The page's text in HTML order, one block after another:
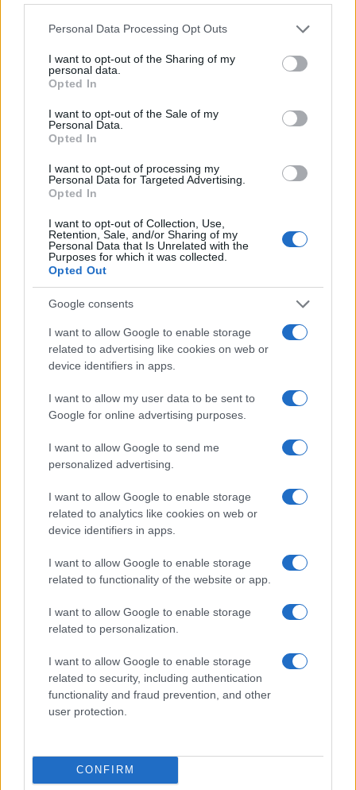
Personal Data Processing Opt Outs
I want to opt-out of the Sharing of my
personal data.
Opted In
I want to opt-out of the Sale of my
Personal Data.
Opted In
I want to opt-out of processing my
Personal Data for Targeted Advertising.
Opted In
I want to opt-out of Collection, Use,
Retention, Sale, and/or Sharing of my
Personal Data that Is Unrelated with the
Purposes for which it was collected.
Opted Out
Google consents
I want to allow Google to enable storage
related to advertising like cookies on web or
device identifiers in apps.
I want to allow my user data to be sent to
Google for online advertising purposes.
I want to allow Google to send me
personalized advertising.
I want to allow Google to enable storage
related to analytics like cookies on web or
device identifiers in apps.
I want to allow Google to enable storage
related to functionality of the website or app.
I want to allow Google to enable storage
related to personalization.
I want to allow Google to enable storage
related to security, including authentication
functionality and fraud prevention, and other
user protection.
CONFIRM
Una terza pista e le infrastrutture di supporto
potrebbero essere pronte entro il 2034, mentre
l’intero investimento in tutti i terminal avrebbe
I vertici della holding che possiede il 100% delle
azioni di Heathrow hanno sottolineato come il
regolatorio che consente il decollo di grandi
infrastrutture, senza intoppi di tipo burocratico.
Il piano di sviluppo prevede anche un
potenziamento della capacità ferroviaria e
percorsi pedonali e ciclabili, per ridurre l’impatto
locale e ambientale. Un nuovo tunnel stradale,
due nuovi svincoli dedicati e miglioramenti alla
stazione di autobus e pullman più trafficata del
l’aeroporto.
Francesi, Fondi arabi, australiani
e cinesi
La holding si è ampiamente coperta anche dal
punto di vista ambientale e ambientalista,
confermando l’impegno a raggiungere le zero
emissioni nette entro il 2050, e abbattendo anche
i livelli di rumore. L’aeroporto che ha già ridotto le
emissioni di carbonio dei voli di circa il 10% dal
2019, e quelle a terra del 15% ha abbattuto
monitoraggi della qualità dell’aria intorno
all’aeroporto rispettano i limiti previsti.